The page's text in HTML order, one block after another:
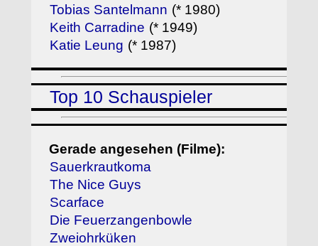
Tobias Santelmann (* 1980)
Keith Carradine (* 1949)
Katie Leung (* 1987)
Top 10 Schauspieler
Gerade angesehen (Filme):
Sauerkrautkoma
The Nice Guys
Scarface
Die Feuerzangenbowle
Zweiohrküken